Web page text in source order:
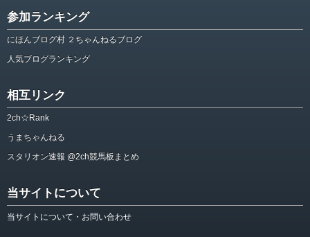
参加ランキング
にほんブログ村 ２ちゃんねるブログ
人気ブログランキング
相互リンク
2ch☆Rank
うまちゃんねる
スタリオン速報 @2ch競馬板まとめ
当サイトについて
当サイトについて・お問い合わせ